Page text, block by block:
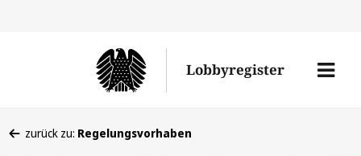
Lobbyregister
Menü
befinden
zurück zu: Regelungsvorhaben